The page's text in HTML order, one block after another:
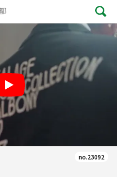
no.23092